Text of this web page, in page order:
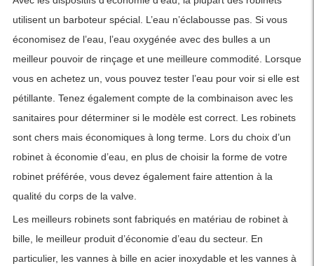
utilisent un barboteur spécial. L’eau n’éclabousse pas. Si vous
économisez de l’eau, l’eau oxygénée avec des bulles a un
meilleur pouvoir de rinçage et une meilleure commodité. Lorsque
vous en achetez un, vous pouvez tester l’eau pour voir si elle est
pétillante. Tenez également compte de la combinaison avec les
sanitaires pour déterminer si le modèle est correct. Les robinets
sont chers mais économiques à long terme. Lors du choix d’un
robinet à économie d’eau, en plus de choisir la forme de votre
robinet préférée, vous devez également faire attention à la
qualité du corps de la valve.
Les meilleurs robinets sont fabriqués en matériau de robinet à
bille, le meilleur produit d’économie d’eau du secteur. En
particulier, les vannes à bille en acier inoxydable et les vannes à